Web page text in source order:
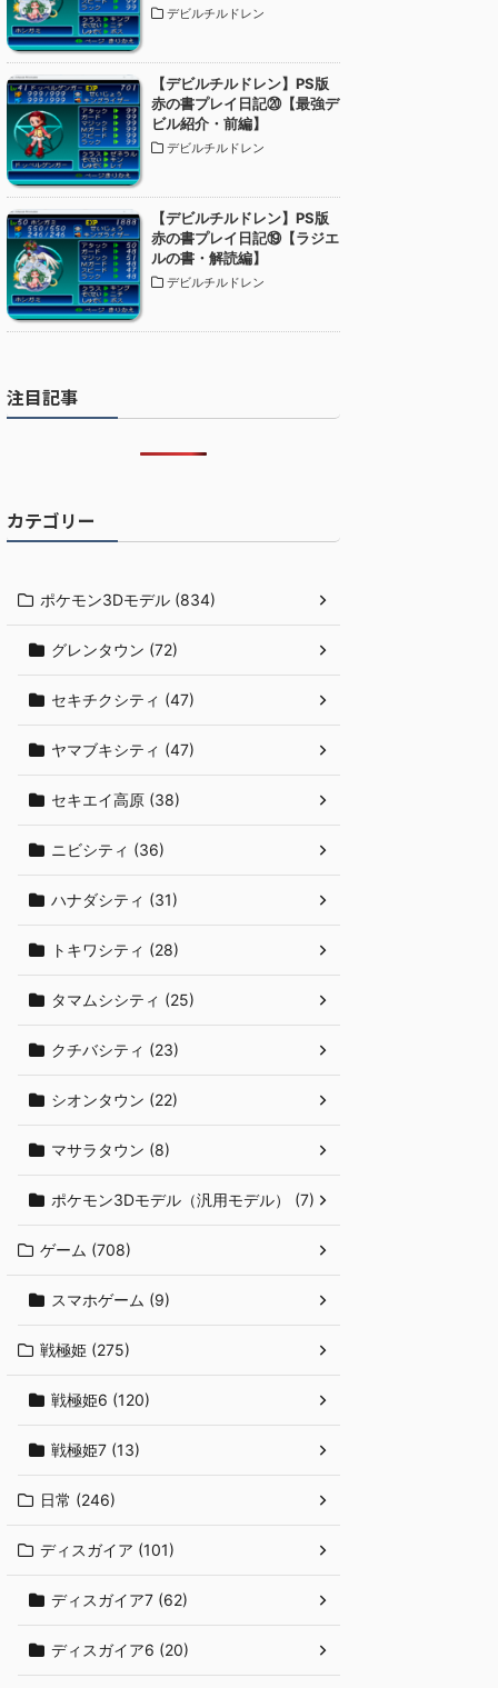
デビルチルドレン
【デビルチルドレン】PS版
赤の書プレイ日記⑳【最強デ
ビル紹介・前編】
デビルチルドレン
【デビルチルドレン】PS版
赤の書プレイ日記⑲【ラジエ
ルの書・解読編】
デビルチルドレン
注目記事
カテゴリー
ポケモン3Dモデル (834)
グレンタウン (72)
セキチクシティ (47)
ヤマブキシティ (47)
セキエイ高原 (38)
ニビシティ (36)
ハナダシティ (31)
トキワシティ (28)
タマムシシティ (25)
クチバシティ (23)
シオンタウン (22)
マサラタウン (8)
ポケモン3Dモデル（汎用モデル） (7)
ゲーム (708)
スマホゲーム (9)
戦極姫 (275)
戦極姫6 (120)
戦極姫7 (13)
日常 (246)
ディスガイア (101)
ディスガイア7 (62)
ディスガイア6 (20)